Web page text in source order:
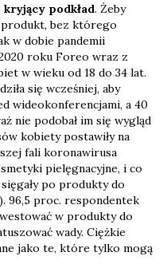
kryjący podkład. Żeby
produkt, bez którego
w dobie pandemii
roku Foreo wraz z
w wieku od 18 do 34 lat.
się wcześniej, aby
wideokonferencjami, a 40
nie podobał im się wygląd
kobiety postawiły na
fali koronawirusa
pielęgnacyjne, i co
po produkty do
96,5 proc. respondentek
w produkty do
wady. Ciężkie
jako te, które tylko mogą